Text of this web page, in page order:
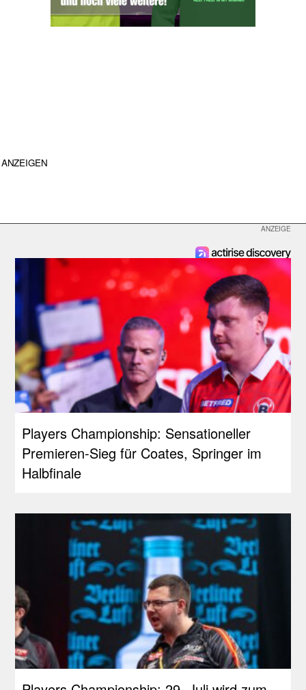
ANZEIGEN
Players Championship: Sensationeller
Premieren-Sieg für Coates, Springer im
Halbfinale